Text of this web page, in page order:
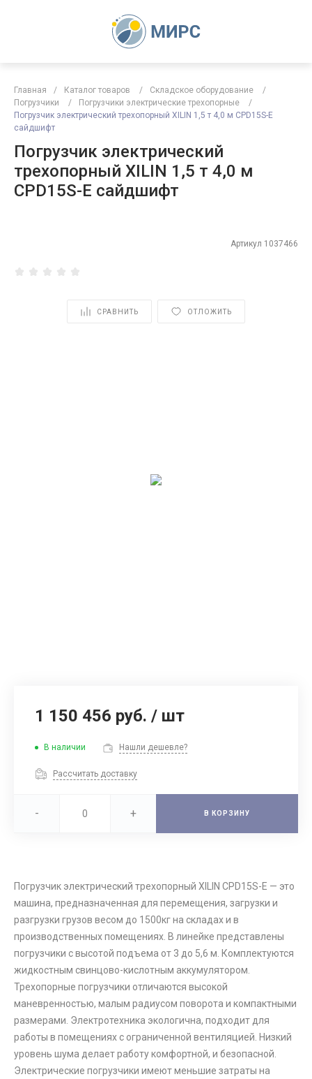
Главная / Каталог товаров / Складское оборудование
/
Погрузчики
/ Погрузчики электрические трехопорные
/
Погрузчик электрический трехопорный XILIN 1,5 т 4,0 м CPD15S-E
сайдшифт
Погрузчик электрический
трехопорный XILIN 1,5 т 4,0 м
CPD15S-E сайдшифт
Артикул 1037466
СРАВНИТЬ ОТЛОЖИТЬ
1 150 456 руб. / шт
В наличии Нашли дешевле?
Рассчитать доставку
- + В КОРЗИНУ
Погрузчик электрический трехопорный XILIN CPD15S-E — это
машина, предназначенная для перемещения, загрузки и
разгрузки грузов весом до 1500кг на складах и в
производственных помещениях. В линейке представлены
погрузчики с высотой подъема от 3 до 5,6 м. Комплектуются
жидкостным свинцово-кислотным аккумулятором.
Трехопорные погрузчики отличаются высокой
маневренностью, малым радиусом поворота и компактными
размерами. Электротехника экологична, подходит для
работы в помещениях с ограниченной вентиляцией. Низкий
уровень шума делает работу комфортной, и безопасной.
Электрические погрузчики имеют меньшие затраты на